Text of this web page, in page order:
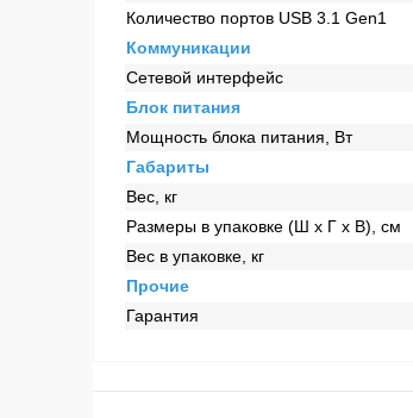
Количество портов USB 3.1 Gen1
Коммуникации
Сетевой интерфейс
Блок питания
Мощность блока питания, Вт
Габариты
Вес, кг
Размеры в упаковке (Ш x Г x В), см
Вес в упаковке, кг
Прочие
Гарантия